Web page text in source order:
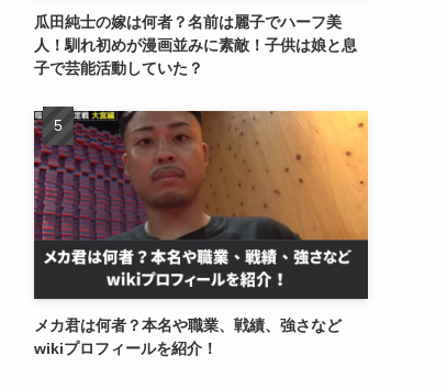
瓜田純士の嫁は何者？名前は麗子でハーフ美
人！馴れ初めが漫画並みに素敵！子供は娘と息
子で芸能活動していた？
メカ君は何者？本名や職業、戦績、強さなど
wikiプロフィールを紹介！